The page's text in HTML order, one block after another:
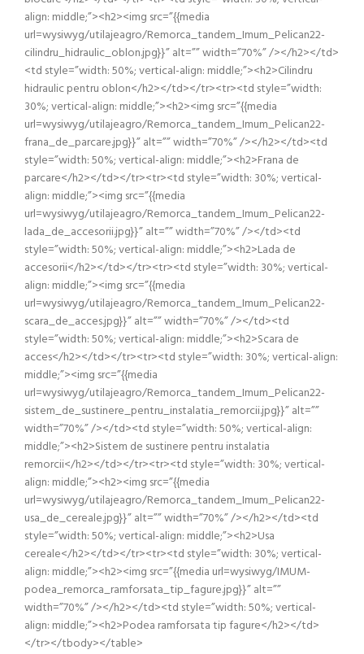
align: middle;”><h2><img src=”{{media
url=wysiwyg/utilajeagro/Remorca_tandem_Imum_Pelican22-
cilindru_hidraulic_oblon.jpg}}” alt=”” width=”70%” /></h2></td>
<td style=”width: 50%; vertical-align: middle;”><h2>Cilindru
hidraulic pentru oblon</h2></td></tr><tr><td style=”width:
30%; vertical-align: middle;”><h2><img src=”{{media
url=wysiwyg/utilajeagro/Remorca_tandem_Imum_Pelican22-
frana_de_parcare.jpg}}” alt=”” width=”70%” /></h2></td><td
style=”width: 50%; vertical-align: middle;”><h2>Frana de
parcare</h2></td></tr><tr><td style=”width: 30%; vertical-
align: middle;”><img src=”{{media
url=wysiwyg/utilajeagro/Remorca_tandem_Imum_Pelican22-
lada_de_accesorii.jpg}}” alt=”” width=”70%” /></td><td
style=”width: 50%; vertical-align: middle;”><h2>Lada de
accesorii</h2></td></tr><tr><td style=”width: 30%; vertical-
align: middle;”><img src=”{{media
url=wysiwyg/utilajeagro/Remorca_tandem_Imum_Pelican22-
scara_de_acces.jpg}}” alt=”” width=”70%” /></td><td
style=”width: 50%; vertical-align: middle;”><h2>Scara de
acces</h2></td></tr><tr><td style=”width: 30%; vertical-align:
middle;”><img src=”{{media
url=wysiwyg/utilajeagro/Remorca_tandem_Imum_Pelican22-
sistem_de_sustinere_pentru_instalatia_remorcii.jpg}}” alt=””
width=”70%” /></td><td style=”width: 50%; vertical-align:
middle;”><h2>Sistem de sustinere pentru instalatia
remorcii</h2></td></tr><tr><td style=”width: 30%; vertical-
align: middle;”><h2><img src=”{{media
url=wysiwyg/utilajeagro/Remorca_tandem_Imum_Pelican22-
usa_de_cereale.jpg}}” alt=”” width=”70%” /></h2></td><td
style=”width: 50%; vertical-align: middle;”><h2>Usa
cereale</h2></td></tr><tr><td style=”width: 30%; vertical-
align: middle;”><h2><img src=”{{media url=wysiwyg/IMUM-
podea_remorca_ramforsata_tip_fagure.jpg}}” alt=””
width=”70%” /></h2></td><td style=”width: 50%; vertical-
align: middle;”><h2>Podea ramforsata tip fagure</h2></td>
</tr></tbody></table>